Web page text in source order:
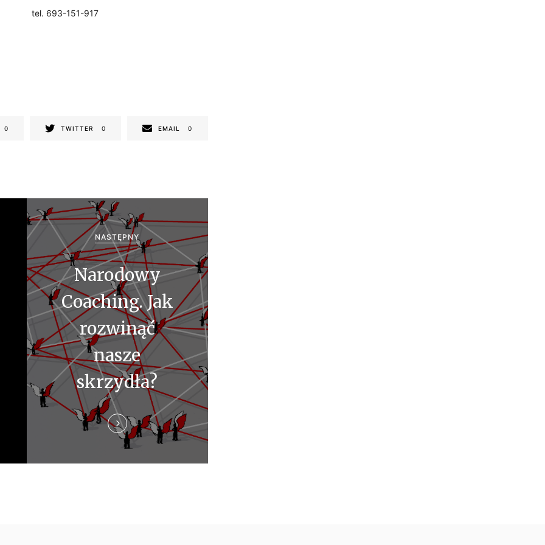
tel. 693-151-917
0 TWITTER 0 EMAIL 0
NASTĘPNY
Narodowy
Coaching. Jak
rozwinąć
nasze
skrzydła?